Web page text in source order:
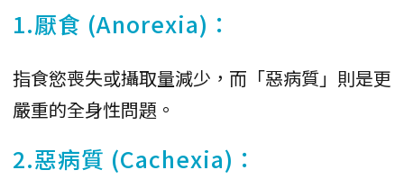
1.厭食 (Anorexia)：
指食慾喪失或攝取量減少，而「惡病質」則是更
嚴重的全身性問題。
2.惡病質 (Cachexia)：